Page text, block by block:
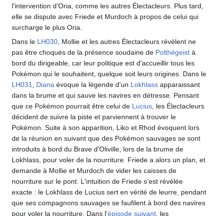
l'intervention d'Oria, comme les autres Électacleurs. Plus tard,
elle se dispute avec Friede et Murdoch à propos de celui qui
surcharge le plus Oria.
Dans le LH030, Mollie et les autres Électacleurs révèlent ne
pas être choqués de la présence soudaine de Polthégeist à
bord du dirigeable, car leur politique est d'accueillir tous les
Pokémon qui le souhaitent, quelque soit leurs origines. Dans le
LH031, Diana évoque la légende d'un Lokhlass apparaissant
dans la brume et qui sauve les navires en détresse. Pensant
que ce Pokémon pourrait être celui de Lucius, les Électacleurs
décident de suivre la piste et parviennent à trouver le
Pokémon. Suite à son apparition, Liko et Rhod évoquent lors
de la réunion en suivant que des Pokémon sauvages se sont
introduits à bord du Brave d'Oliville, lors de la brume de
Lokhlass, pour voler de la nourriture. Friede a alors un plan, et
demande à Mollie et Murdoch de vider les caisses de
nourriture sur le pont. L'intuition de Friede s'est révélée
exacte : le Lokhlass de Lucius sert en vérité de leurre, pendant
que ses compagnons sauvages se faufilent à bord des navires
pour voler la nourriture. Dans l'épisode suivant, les